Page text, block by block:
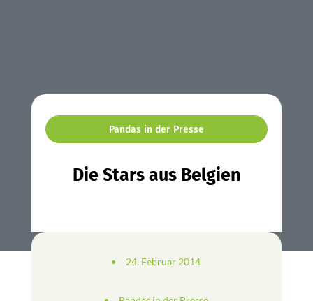
Pandas in der Presse
Die Stars aus Belgien
24. Februar 2014